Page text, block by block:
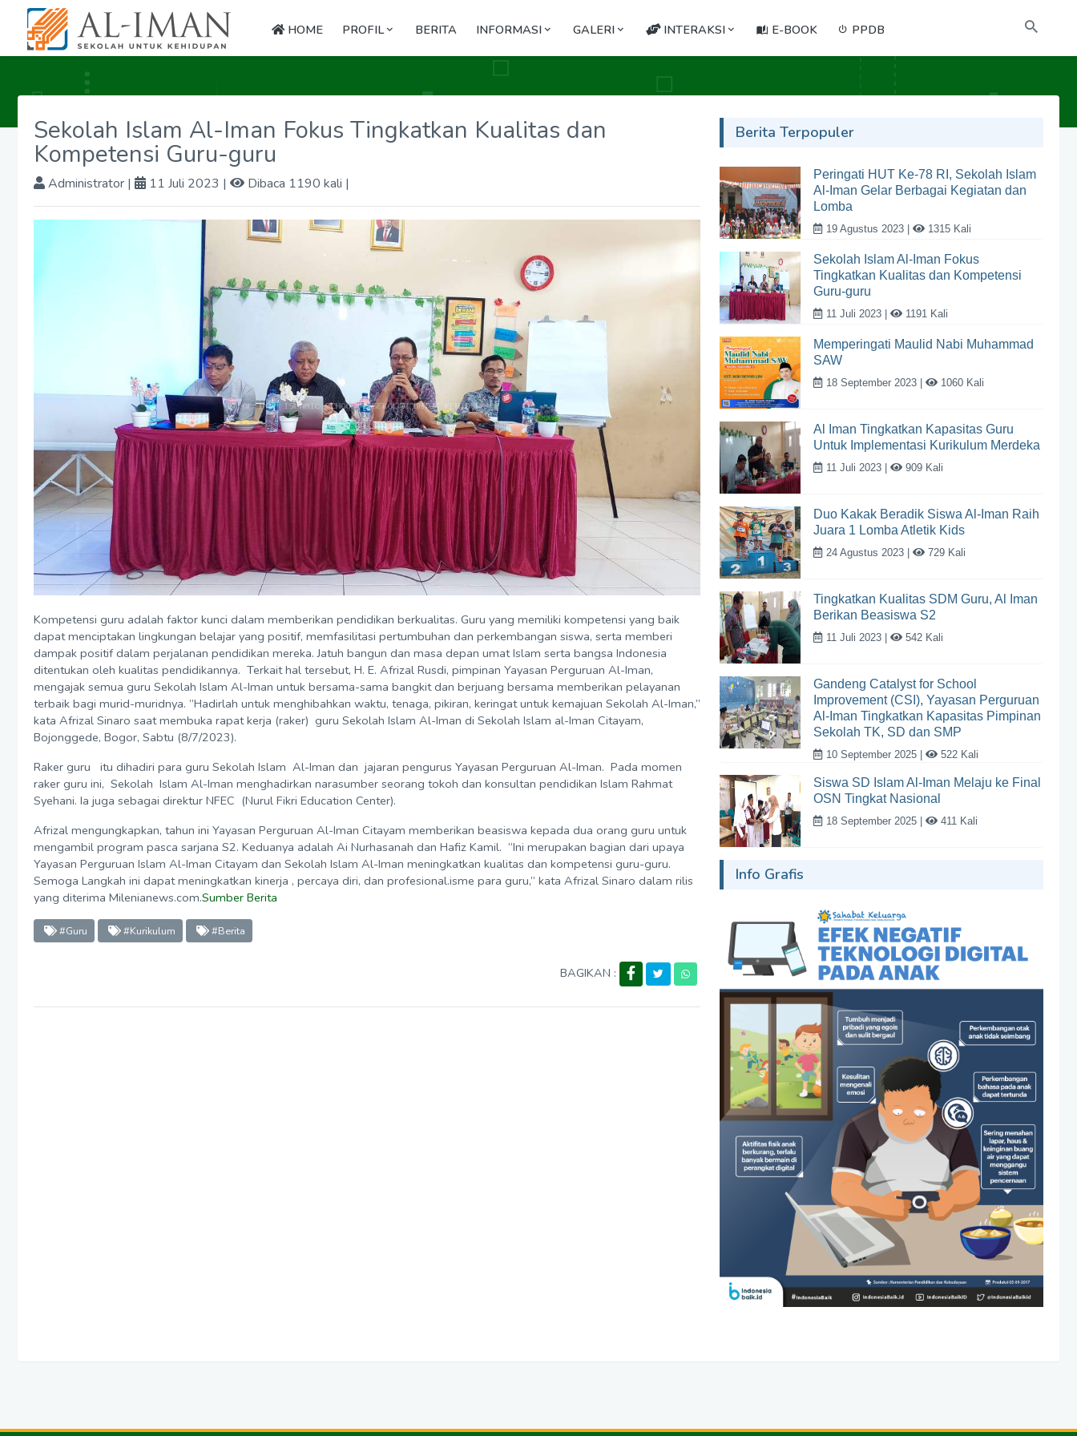
HOME PROFIL BERITA INFORMASI GALERI INTERAKSI E-BOOK PPDB
Sekolah Islam Al-Iman Fokus Tingkatkan Kualitas dan
Kompetensi Guru-guru
Administrator | 11 Juli 2023 | Dibaca 1190 kali |
Kompetensi guru adalah faktor kunci dalam memberikan pendidikan berkualitas. Guru yang memiliki kompetensi yang baik
dapat menciptakan lingkungan belajar yang positif, memfasilitasi pertumbuhan dan perkembangan siswa, serta memberi
dampak positif dalam perjalanan pendidikan mereka. Jatuh bangun dan masa depan umat Islam serta bangsa Indonesia
ditentukan oleh kualitas pendidikannya. Terkait hal tersebut, H. E. Afrizal Rusdi, pimpinan Yayasan Perguruan Al-Iman,
mengajak semua guru Sekolah Islam Al-Iman untuk bersama-sama bangkit dan berjuang bersama memberikan pelayanan
terbaik bagi murid-muridnya. “Hadirlah untuk menghibahkan waktu, tenaga, pikiran, keringat untuk kemajuan Sekolah Al-Iman,”
kata Afrizal Sinaro saat membuka rapat kerja (raker) guru Sekolah Islam Al-Iman di Sekolah Islam al-Iman Citayam,
Bojonggede, Bogor, Sabtu (8/7/2023).
Raker guru itu dihadiri para guru Sekolah Islam Al-Iman dan jajaran pengurus Yayasan Perguruan Al-Iman. Pada momen
raker guru ini, Sekolah Islam Al-Iman menghadirkan narasumber seorang tokoh dan konsultan pendidikan Islam Rahmat
Syehani. Ia juga sebagai direktur NFEC (Nurul Fikri Education Center).
Afrizal mengungkapkan, tahun ini Yayasan Perguruan Al-Iman Citayam memberikan beasiswa kepada dua orang guru untuk
mengambil program pasca sarjana S2. Keduanya adalah Ai Nurhasanah dan Hafiz Kamil. “Ini merupakan bagian dari upaya
Yayasan Perguruan Islam Al-Iman Citayam dan Sekolah Islam Al-Iman meningkatkan kualitas dan kompetensi guru-guru.
Semoga Langkah ini dapat meningkatkan kinerja , percaya diri, dan profesional.isme para guru,” kata Afrizal Sinaro dalam rilis
yang diterima Milenianews.com.Sumber Berita
#Guru #Kurikulum #Berita
BAGIKAN :
Berita Terpopuler
Peringati HUT Ke-78 RI, Sekolah Islam
Al-Iman Gelar Berbagai Kegiatan dan
Lomba
19 Agustus 2023 | 1315 Kali
Sekolah Islam Al-Iman Fokus
Tingkatkan Kualitas dan Kompetensi
Guru-guru
11 Juli 2023 | 1191 Kali
Memperingati Maulid Nabi Muhammad
SAW
18 September 2023 | 1060 Kali
Al Iman Tingkatkan Kapasitas Guru
Untuk Implementasi Kurikulum Merdeka
11 Juli 2023 | 909 Kali
Duo Kakak Beradik Siswa Al-Iman Raih
Juara 1 Lomba Atletik Kids
24 Agustus 2023 | 729 Kali
Tingkatkan Kualitas SDM Guru, Al Iman
Berikan Beasiswa S2
11 Juli 2023 | 542 Kali
Gandeng Catalyst for School
Improvement (CSI), Yayasan Perguruan
Al-Iman Tingkatkan Kapasitas Pimpinan
Sekolah TK, SD dan SMP
10 September 2025 | 522 Kali
Siswa SD Islam Al-Iman Melaju ke Final
OSN Tingkat Nasional
18 September 2025 | 411 Kali
Info Grafis